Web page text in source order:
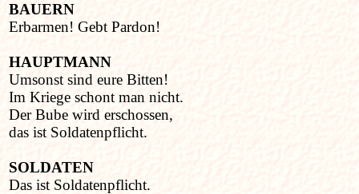
BAUERN
Erbarmen! Gebt Pardon!
HAUPTMANN
Umsonst sind eure Bitten!
Im Kriege schont man nicht.
Der Bube wird erschossen,
das ist Soldatenpflicht.
SOLDATEN
Das ist Soldatenpflicht.